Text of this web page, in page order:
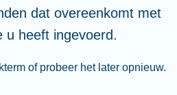
dat overeenkomt met
u heeft ingevoerd.
of probeer het later opnieuw.